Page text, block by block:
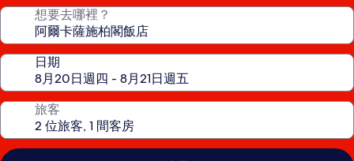
想要去哪裡？
日期
旅客